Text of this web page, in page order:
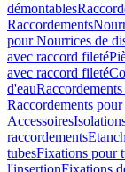
démontables
Raccordements
pour Nourrices de
avec raccord fileté
avec raccord fileté
d'eau
Raccordements
Accessoires
raccordements
tubesFixations pour
l'insertionFixations